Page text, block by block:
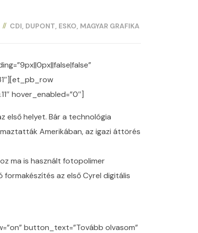
CDI DUPONT ESKO MAGYAR GRAFIKA
hover_enabled=”0″]
első helyet. Bár a technológia
Amerikában, az igazi áttörés
ma is használt fotopolimer
az első Cyrel digitális
button_text=”Tovább olvasom”